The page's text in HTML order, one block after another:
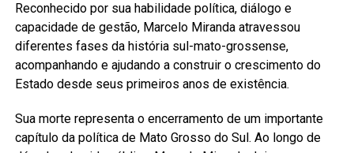
Reconhecido por sua habilidade política, diálogo e
capacidade de gestão, Marcelo Miranda atravessou
diferentes fases da história sul-mato-grossense,
acompanhando e ajudando a construir o crescimento do
Estado desde seus primeiros anos de existência.
Sua morte representa o encerramento de um importante
capítulo da política de Mato Grosso do Sul. Ao longo de